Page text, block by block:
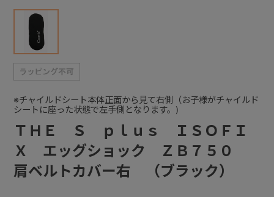
ＴＨＥ Ｓ ｐｌｕｓ ＩＳＯＦＩ
Ｘ エッグショック ＺＢ７５０
肩ベルトカバー右 （ブラック）
※チャイルドシート本体正面から見て右側（お子様がチャイルド
シートに座った状態で左手側となります。)